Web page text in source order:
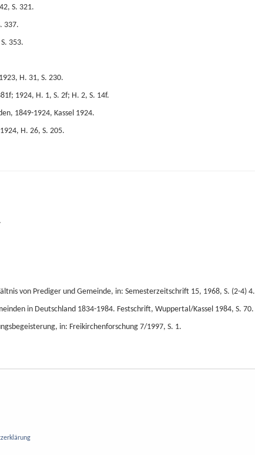
S. 321.
337.
353.
H. 31, S. 230.
1924, H. 1, S. 2f; H. 2, S. 14f.
1849-1924, Kassel 1924.
H. 26, S. 205.
von Prediger und Gemeinde, in: Semesterzeitschrift 15, 1968, S. (2-4) 4.
in Deutschland 1834-1984. Festschrift, Wuppertal/Kassel 1984, S. 70.
in: Freikirchenforschung 7/1997, S. 1.